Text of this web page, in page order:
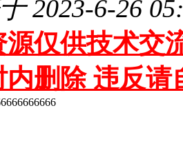
2023-6-26
源仅供技术交
内删除 违反